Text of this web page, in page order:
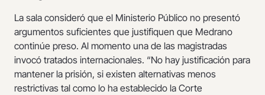
La sala consideró que el Ministerio Público no presentó
argumentos suficientes que justifiquen que Medrano
continúe preso. Al momento una de las magistradas
invocó tratados internacionales. “No hay justificación para
mantener la prisión, si existen alternativas menos
restrictivas tal como lo ha establecido la Corte